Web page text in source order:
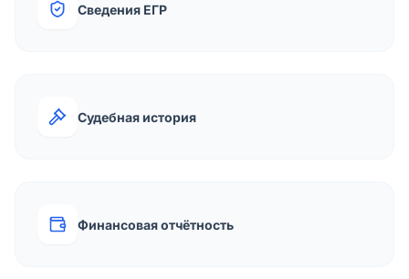
Сведения ЕГР
Судебная история
Финансовая отчётность